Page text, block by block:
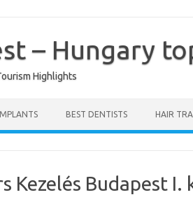
– Hungary
Highlights
BEST DENTISTS HAIR
Kezelés Budapest